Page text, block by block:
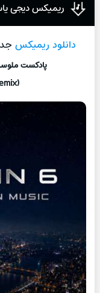
ریمیکس دیجی
دانلود ریمیکس
پادکست